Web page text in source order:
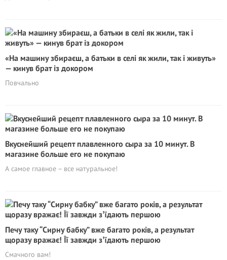
«На машину збираєш, а батьки в селі як жили, так і живуть»
— кинув брат із докором
Повчально
Вкуснейший рецепт плавленного сыра за 10 минут. В
магазине больше его не покупаю
А самое главное – все натуральное!
Печу таку “Сирну бабку” вже багато років, а результат
щоразу вражає! Її завжди зʼїдають першою
Смачного вам!